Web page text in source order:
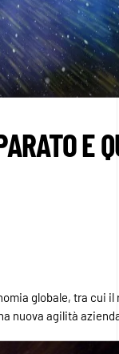
E
globale, tra cui il
nuova agilità